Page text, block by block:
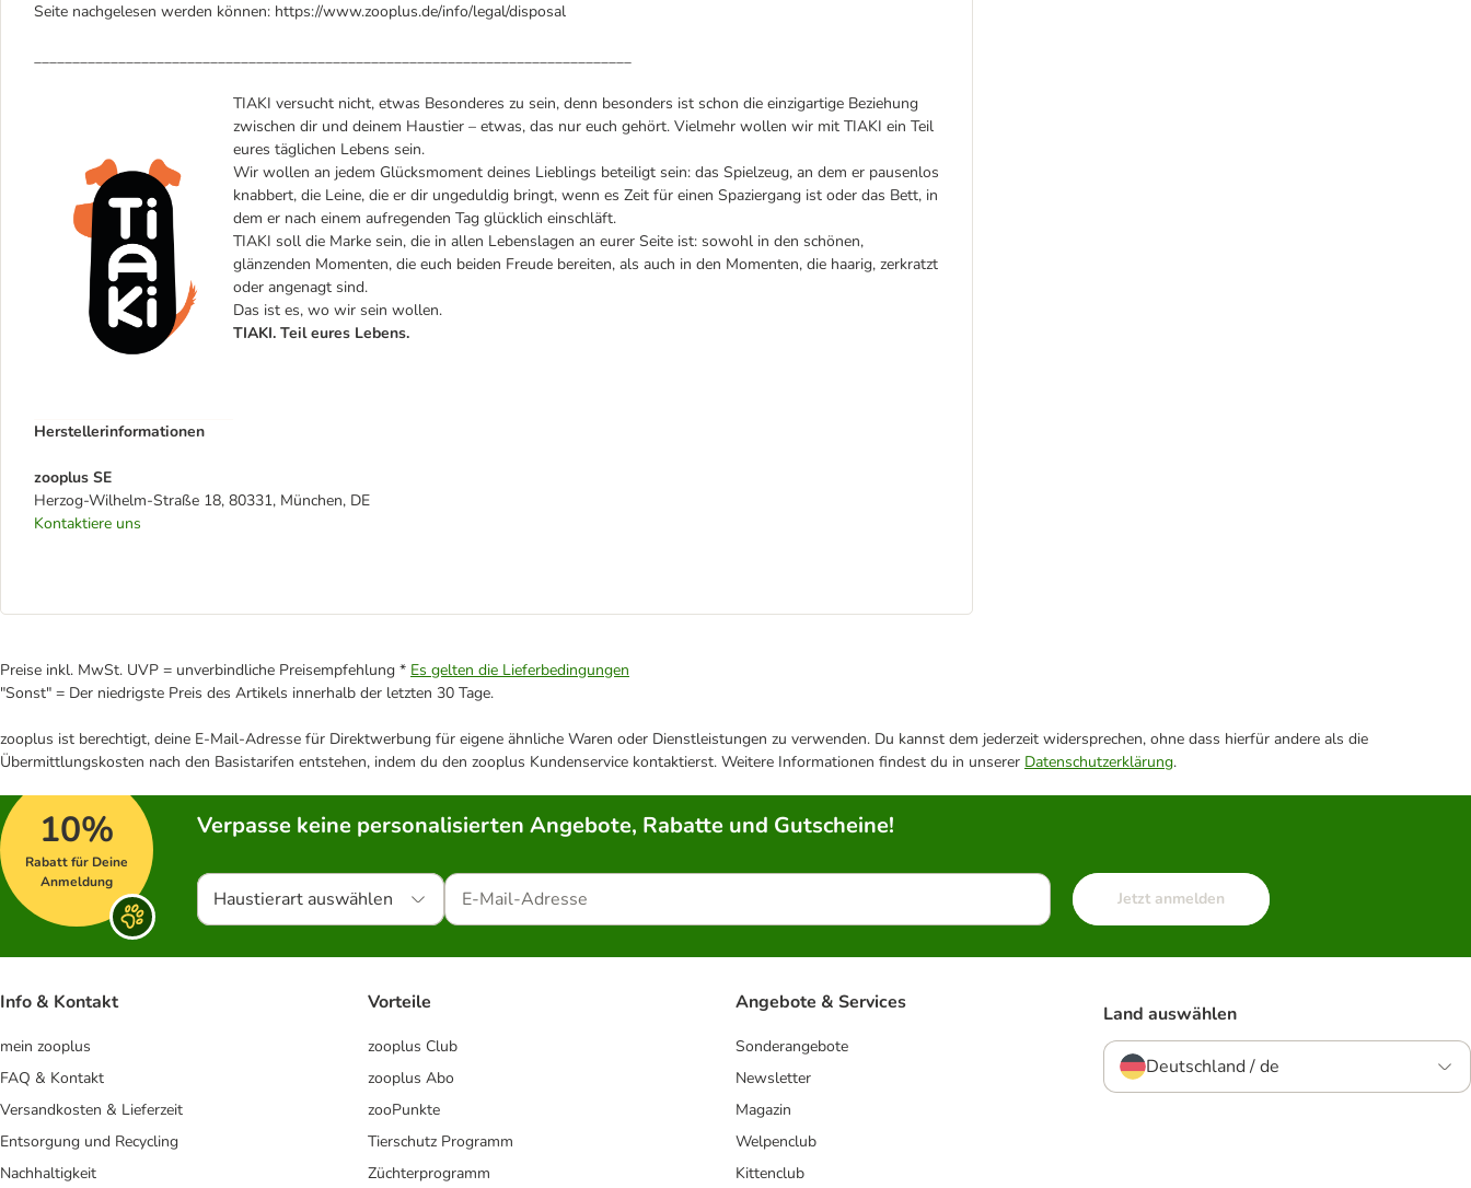
Seite nachgelesen werden können: https://www.zooplus.de/info/legal/disposal
______________________________________________________________________________
TIAKI versucht nicht, etwas Besonderes zu sein, denn besonders ist schon die einzigartige Beziehung
zwischen dir und deinem Haustier – etwas, das nur euch gehört. Vielmehr wollen wir mit TIAKI ein Teil
eures täglichen Lebens sein.
Wir wollen an jedem Glücksmoment deines Lieblings beteiligt sein: das Spielzeug, an dem er pausenlos
knabbert, die Leine, die er dir ungeduldig bringt, wenn es Zeit für einen Spaziergang ist oder das Bett, in
dem er nach einem aufregenden Tag glücklich einschläft.
TIAKI soll die Marke sein, die in allen Lebenslagen an eurer Seite ist: sowohl in den schönen,
glänzenden Momenten, die euch beiden Freude bereiten, als auch in den Momenten, die haarig, zerkratzt
oder angenagt sind.
Das ist es, wo wir sein wollen.
TIAKI. Teil eures Lebens.
Herstellerinformationen
zooplus SE
Herzog-Wilhelm-Straße 18, 80331, München, DE
Kontaktiere uns
Preise inkl. MwSt. UVP = unverbindliche Preisempfehlung * Es gelten die Lieferbedingungen
"Sonst" = Der niedrigste Preis des Artikels innerhalb der letzten 30 Tage.
zooplus ist berechtigt, deine E-Mail-Adresse für Direktwerbung für eigene ähnliche Waren oder Dienstleistungen zu verwenden. Du kannst dem jederzeit widersprechen, ohne dass hierfür andere als die
Übermittlungskosten nach den Basistarifen entstehen, indem du den zooplus Kundenservice kontaktierst. Weitere Informationen findest du in unserer Datenschutzerklärung.
10%
Rabatt für Deine
Anmeldung
Verpasse keine personalisierten Angebote, Rabatte und Gutscheine!
Haustierart auswählen Jetzt anmelden
Info & Kontakt
mein zooplus
FAQ & Kontakt
Versandkosten & Lieferzeit
Entsorgung und Recycling
Nachhaltigkeit
Vorteile
zooplus Club
zooplus Abo
zooPunkte
Tierschutz Programm
Züchterprogramm
Angebote & Services
Sonderangebote
Newsletter
Magazin
Welpenclub
Kittenclub
Land auswählen
Deutschland / de